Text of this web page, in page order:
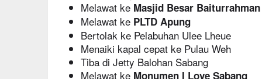
Melawat ke Masjid Besar Baiturrahman
Melawat ke PLTD Apung
Bertolak ke Pelabuhan Ulee Lheue
Menaiki kapal cepat ke Pulau Weh
Tiba di Jetty Balohan Sabang
Melawat ke Monumen I Love Sabang